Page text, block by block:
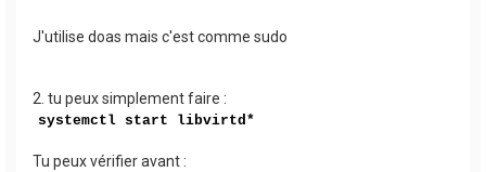
J'utilise doas mais c'est comme sudo
2. tu peux simplement faire :
systemctl start libvirtd*
Tu peux vérifier avant :